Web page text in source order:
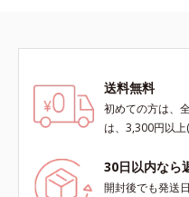
スコルビン酸 2-グルコシド、パウダ
ルコ樹皮エキス、油溶性甘草エキ
(2)*10 乾燥など
HSP含有酵母エキス＝保湿成分*5
送料無料
初めての方は、
は、3,300円以
30日以内なら
開封後でも発送